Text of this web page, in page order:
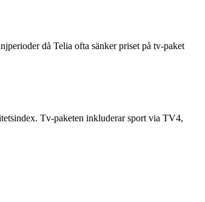
då Telia ofta sänker priset på tv-paket
Tv-paketen inkluderar sport via TV4,